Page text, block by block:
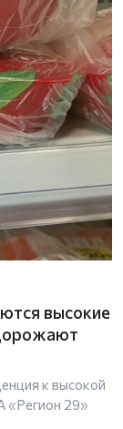
высокие
к высокой
«Регион 29»